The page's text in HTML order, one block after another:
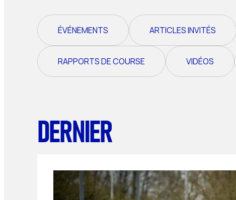
ÉVÉNEMENTS ARTICLES INVITÉS
RAPPORTS DE COURSE VIDÉOS
DERNIER